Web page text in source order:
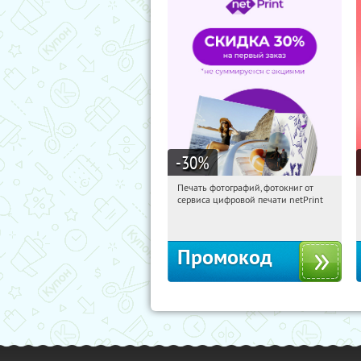
-30%
12:15:44 Получили:
Печать фотографий, фотокниг от
сервиса цифровой печати netPrint
Промокод